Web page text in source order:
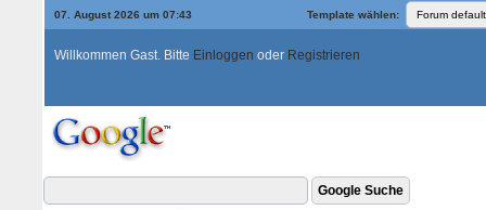
07. August 2026 um 07:43 Template wählen:
Willkommen Gast. Bitte Einloggen oder Registrieren